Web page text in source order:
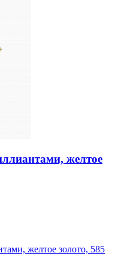
желтое